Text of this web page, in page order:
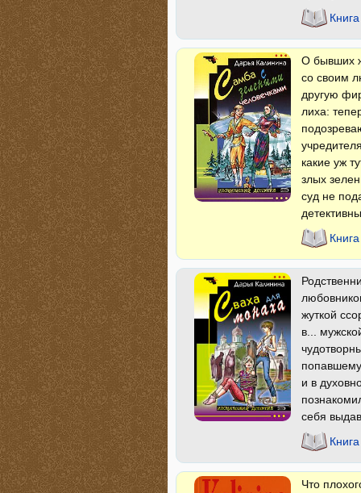
О бывших
со своим
другую
лиха:
какие уж
злых
суд не
жуткой
в...
и в
себя
Что